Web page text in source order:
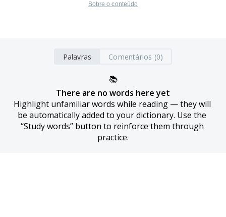
Sobre o conteúdo
Palavras Comentários (0)
📚
There are no words here yet
Highlight unfamiliar words while reading — they will
be automatically added to your dictionary. Use the
“Study words” button to reinforce them through
practice.